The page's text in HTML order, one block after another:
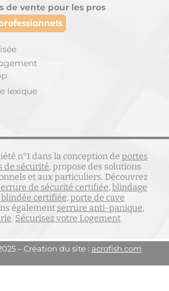
de vente pour les pros
lexique
n°1 dans la conception de portes
de sécurité, propose des solutions
et aux particuliers. Découvrez
de sécurité certifiée,blindage
certifiée,porte de cave
également serrure anti-panique,
. Sécurisez votre Logement
– Création du site : acrofish.com